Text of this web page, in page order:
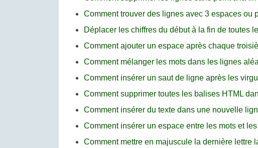
Comment trouver des lignes avec 3 espaces ou
Déplacer les chiffres du début à la fin de toutes
Comment ajouter un espace après chaque
Comment mélanger les mots dans les lignes
Comment insérer un saut de ligne après les
Comment supprimer toutes les balises HTML
Comment insérer du texte dans une nouvelle
Comment insérer un espace entre les mots et
Comment mettre en majuscule la dernière lettre